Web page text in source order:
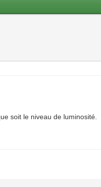
soit le niveau de luminosité.